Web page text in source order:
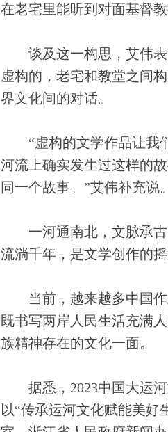
在老宅里能听到对面基督教
谈及这一构思，艾伟表
虚构的，老宅和教堂之间
界文化间的对话。
“虚构的文学作品让我们
河流上确实发生过这样的
同一个故事。”艾伟补充说。
一河通南北，文脉承古
流淌千年，是文学创作的摇
当前，越来越多中国作
既书写两岸人民生活充满
族精神存在的文化一面。
据悉，2023中国大运河
以“传承运河文化赋能美好